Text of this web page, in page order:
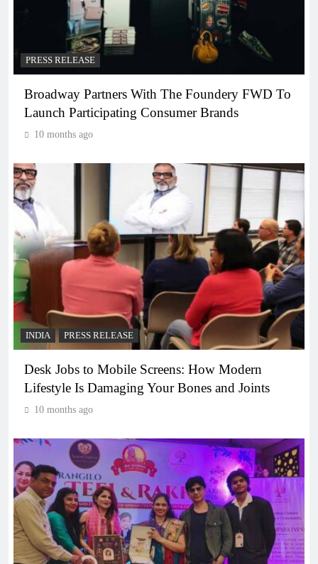
PRESS RELEASE
Broadway Partners With The Foundery FWD To
Launch Participating Consumer Brands
10 months ago
INDIA PRESS RELEASE
Desk Jobs to Mobile Screens: How Modern
Lifestyle Is Damaging Your Bones and Joints
10 months ago